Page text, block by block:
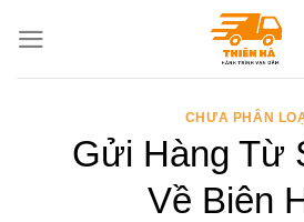
CHƯA PHÂN
Gửi Hàng Từ
Về Biên